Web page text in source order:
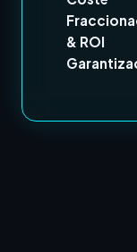
& ROI